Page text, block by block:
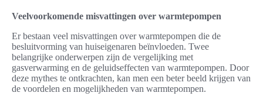
Veelvoorkomende misvattingen over warmtepompen
Er bestaan veel misvattingen over warmtepompen die de
besluitvorming van huiseigenaren beïnvloeden. Twee
belangrijke onderwerpen zijn de vergelijking met
gasverwarming en de geluidseffecten van warmtepompen. Door
deze mythes te ontkrachten, kan men een beter beeld krijgen van
de voordelen en mogelijkheden van warmtepompen.